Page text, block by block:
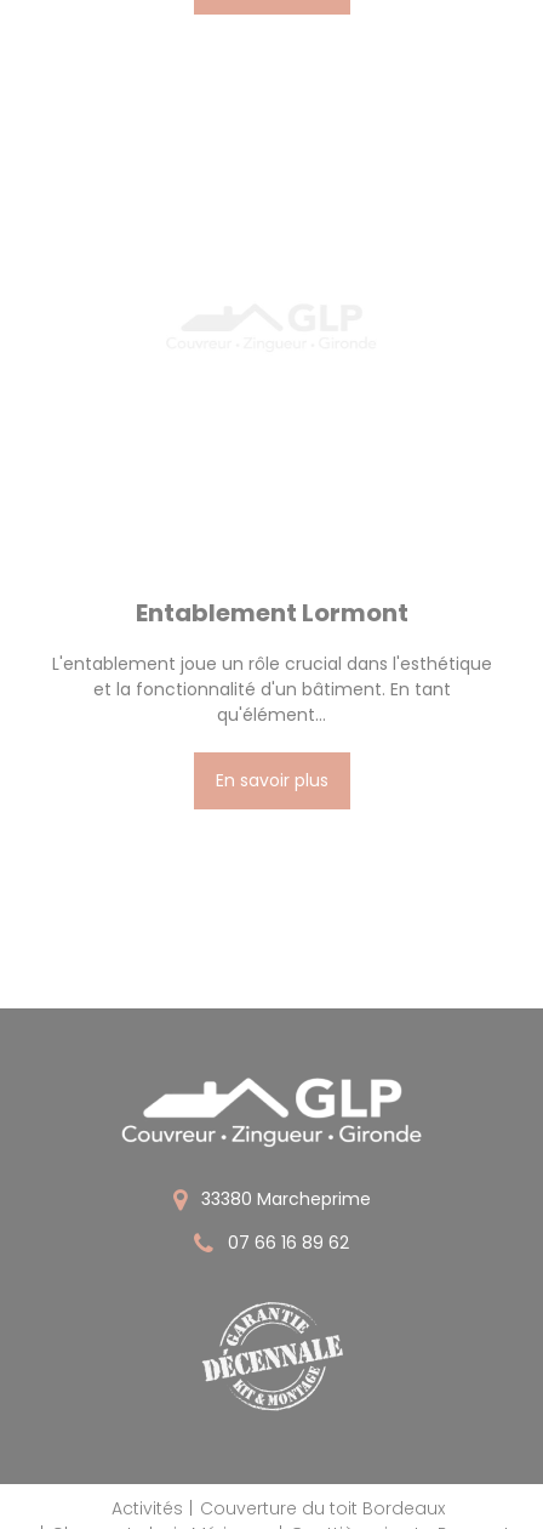
Entablement Lormont
L'entablement joue un rôle crucial dans l'esthétique
et la fonctionnalité d'un bâtiment. En tant
qu'élément...
En savoir plus
33380 Marcheprime
07 66 16 89 62
Activités
Couverture du toit Bordeaux